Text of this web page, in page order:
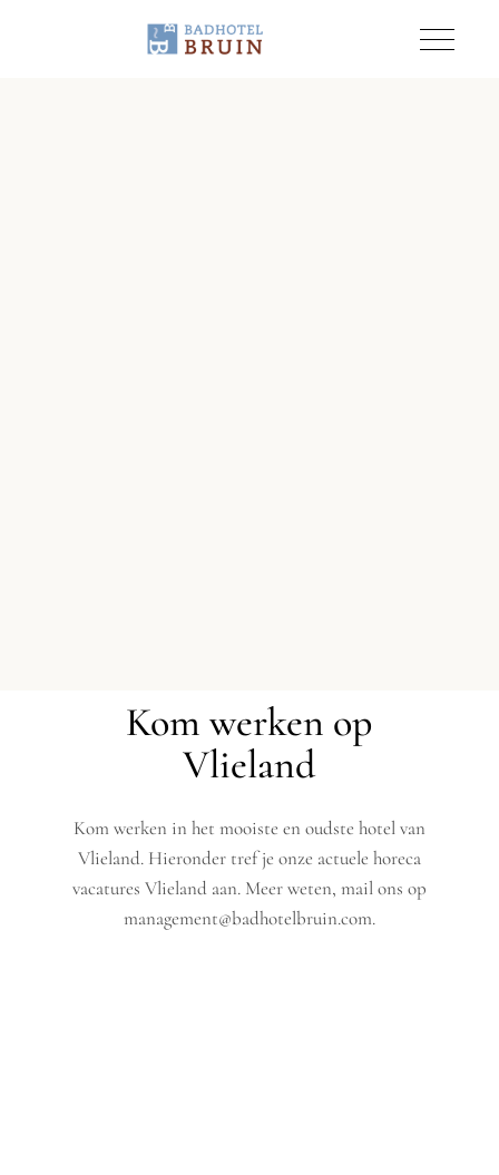
Kom werken op
Vlieland
Kom werken in het mooiste en oudste hotel van
Vlieland. Hieronder tref je onze actuele horeca
vacatures Vlieland aan. Meer weten, mail ons op
management@badhotelbruin.com.